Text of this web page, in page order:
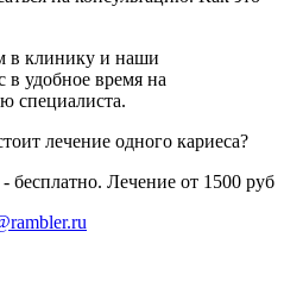
в клинику и наши
удобное время на
лечение одного кариеса?
бесплатно. Лечение от 1500 руб